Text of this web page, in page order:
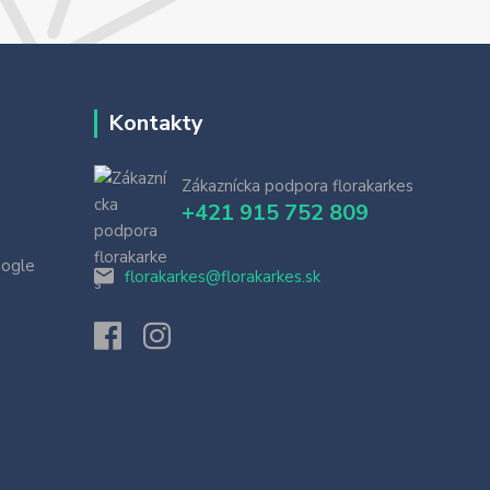
Kontakty
Zákaznícka podpora florakarkes
+421 915 752 809
florakarkes@florakarkes.sk